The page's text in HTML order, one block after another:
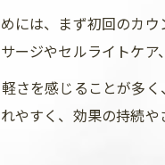
には、まず初回のカ
ージやセルライトケ
さを感じることが多
やすく、効果の持続